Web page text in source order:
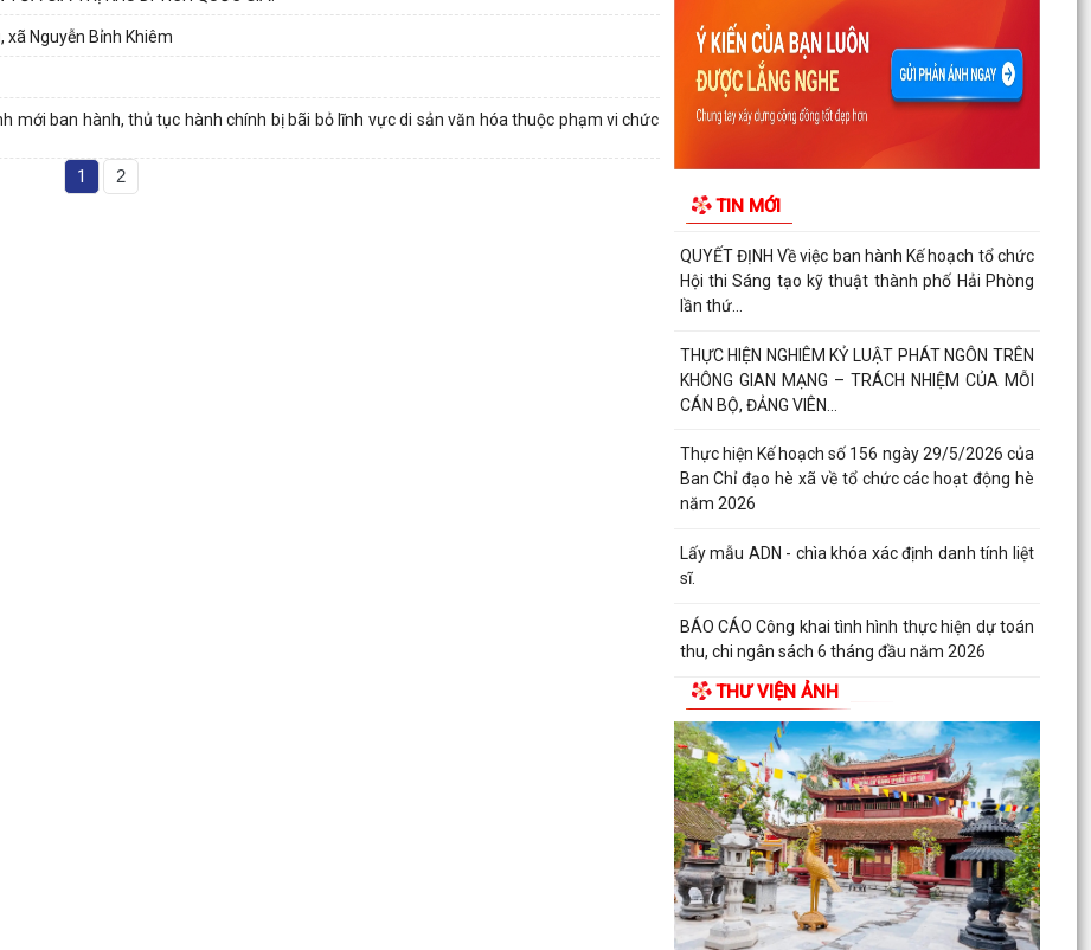
xã Nguyễn Bỉnh Khiêm
mới ban hành, thủ tục hành chính bị bãi bỏ lĩnh vực di sản văn hóa thuộc phạm vi chức
1 2
TIN MỚI
7-1947 – 27-7-2026)
KHẢO SÁT, THĂM DÒ Ý KIẾN SAU 01 NĂM THỰC
HIỆN MÔ HÌNH CHÍNH QUYỀN ĐỊA PHƯƠNG 02
CẤP
Xã Nguyễn Bỉnh Khiêm công bố quyết định
các công trình,...
QUYẾT ĐỊNH Về việc ban hành Kế hoạch tổ chức
Hội thi Sáng tạo kỹ thuật thành phố Hải Phòng
lần thứ...
THỰC HIỆN NGHIÊM KỶ LUẬT PHÁT NGÔN TRÊN
KHÔNG GIAN MẠNG – TRÁCH NHIỆM CỦA MỖI
CÁN BỘ, ĐẢNG VIÊN...
Thực hiện Kế hoạch số 156 ngày 29/5/2026 của
Ban Chỉ đạo hè xã về tổ chức các hoạt động hè
năm 2026
Lấy mẫu ADN - chìa khóa xác định danh tính liệt
sĩ.
BÁO CÁO Công khai tình hình thực hiện dự toán
thu, chi ngân sách 6 tháng đầu năm 2026
CHỦ ĐỘNG ỨNG PHÓ BÃO SỐ 1 – BẢO VỆ SẢN
XUẤT LÚA VỤ MÙA 2026
ĐẠI BIỂU HỘI ĐỒNG NHÂN DÂN KHÓA II, NHIỆM
KỲ 2026 -2031 TIẾP XÚC CỬ TRI CHUẨN BỊ KỲ
HỌP THƯỜNG LỆ...
Công điện phòng chống bão số 1 (Bão
MAYSAK) và mưa lũ sau bão
THƯ VIỆN ẢNH